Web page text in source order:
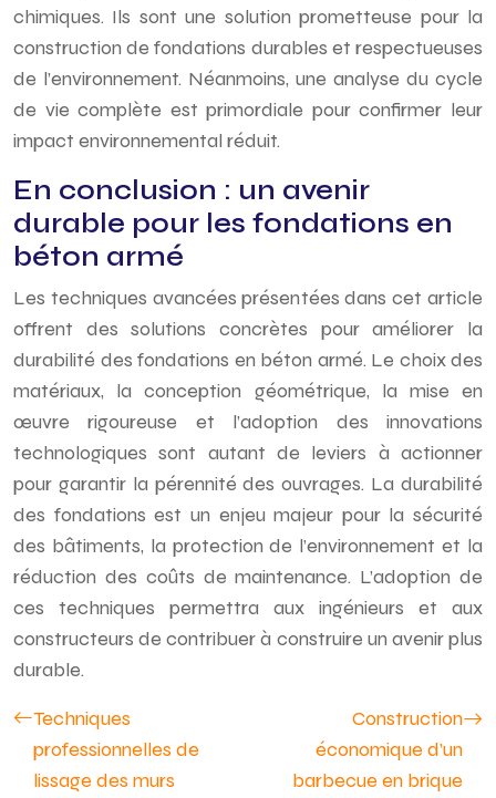
chimiques. Ils sont une solution prometteuse pour la
construction de fondations durables et respectueuses
de l’environnement. Néanmoins, une analyse du cycle
de vie complète est primordiale pour confirmer leur
impact environnemental réduit.
En conclusion : un avenir
durable pour les fondations en
béton armé
Les techniques avancées présentées dans cet article
offrent des solutions concrètes pour améliorer la
durabilité des fondations en béton armé. Le choix des
matériaux, la conception géométrique, la mise en
œuvre rigoureuse et l’adoption des innovations
technologiques sont autant de leviers à actionner
pour garantir la pérennité des ouvrages. La durabilité
des fondations est un enjeu majeur pour la sécurité
des bâtiments, la protection de l’environnement et la
réduction des coûts de maintenance. L’adoption de
ces techniques permettra aux ingénieurs et aux
constructeurs de contribuer à construire un avenir plus
durable.
Techniques
professionnelles de
lissage des murs
Construction
économique d’un
barbecue en brique